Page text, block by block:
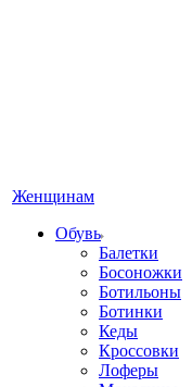
Женщинам
Обувь
Балетки
Босоножки
Ботильоны
Ботинки
Кеды
Кроссовки
Лоферы